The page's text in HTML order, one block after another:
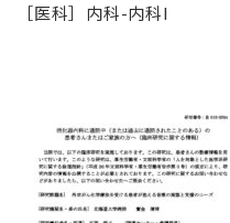
［医科］内科-内科I